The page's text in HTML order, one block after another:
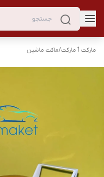
مارکت ٱ مارکت/ماکت ماشین